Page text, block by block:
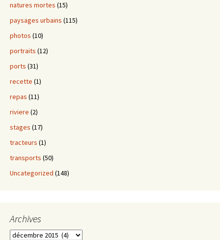
natures mortes (15)
paysages urbains (115)
photos (10)
portraits (12)
ports (31)
recette (1)
repas (11)
riviere (2)
stages (17)
tracteurs (1)
transports (50)
Uncategorized (148)
Archives
Archives